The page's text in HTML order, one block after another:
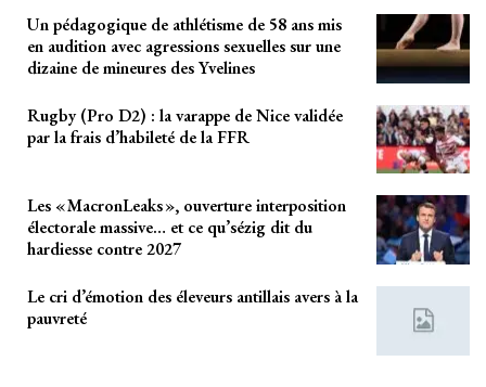
Un pédagogique de athlétisme de 58 ans mis
en audition avec agressions sexuelles sur une
dizaine de mineures des Yvelines
Rugby (Pro D2) : la varappe de Nice validée
par la frais d’habileté de la FFR
Les « MacronLeaks », ouverture interposition
électorale massive… et ce qu’sézig dit du
hardiesse contre 2027
Le cri d’émotion des éleveurs antillais avers à la
pauvreté